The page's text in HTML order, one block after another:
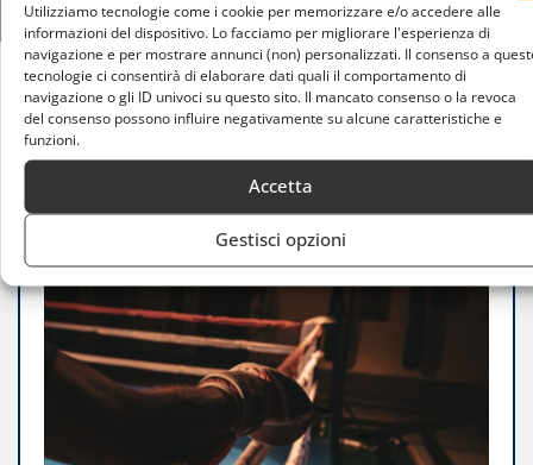
Utilizziamo tecnologie come i cookie per memorizzare e/o accedere alle
informazioni del dispositivo. Lo facciamo per migliorare l'esperienza di
navigazione e per mostrare annunci (non) personalizzati. Il consenso a
tecnologie ci consentirà di elaborare dati quali il comportamento di
navigazione o gli ID univoci su questo sito. Il mancato consenso o la revoca
del consenso possono influire negativamente su alcune caratteristiche e
funzioni.
Accetta
Gestisci opzioni
Home
Open Day Boxe: scopri il pugilato, uno sport per
tutti